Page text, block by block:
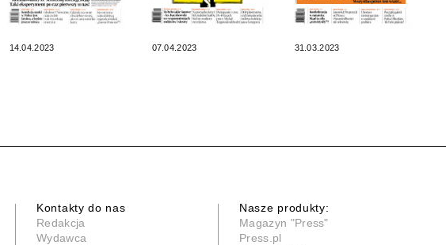
14.04.2023 07.04.2023 31.03.2023
Kontakty do nas
Redakcja
Wydawca
Nasze produkty:
Magazyn "Press"
Press.pl